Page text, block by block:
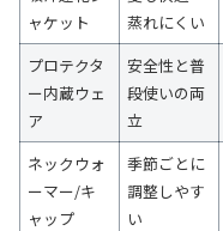
ャケット
蒸れにくい
プロテクタ
ー内蔵ウェ
ア
安全性と普
段使いの両
立
ネックウォ
ーマー/キ
ャップ
季節ごとに
調整しやす
い